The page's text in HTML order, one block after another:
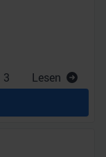
3
Lesen